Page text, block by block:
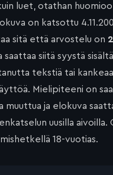
luet, otathan
on katsottu
sitä että arvostelu on
saattaa siitä syystä
tekstiä tai kankeaa
Mielipiteeni on
muuttua ja elokuva
uusilla aivoilla.
18-vuotias.